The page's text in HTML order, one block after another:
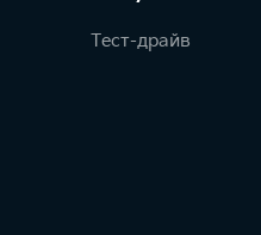
Тест-драйв